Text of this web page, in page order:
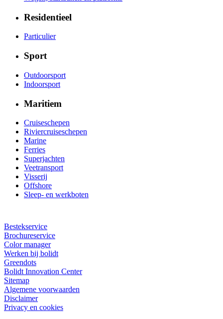
Residentieel
Particulier
Sport
Outdoorsport
Indoorsport
Maritiem
Cruiseschepen
Riviercruiseschepen
Marine
Ferries
Superjachten
Veetransport
Visserij
Offshore
Sleep- en werkboten
Bestekservice
Brochureservice
Color manager
Werken bij bolidt
Greendots
Bolidt Innovation Center
Sitemap
Algemene voorwaarden
Disclaimer
Privacy en cookies